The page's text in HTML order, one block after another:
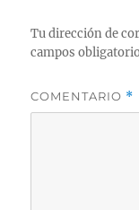
Tu dirección de
campos
COMENTARIO *